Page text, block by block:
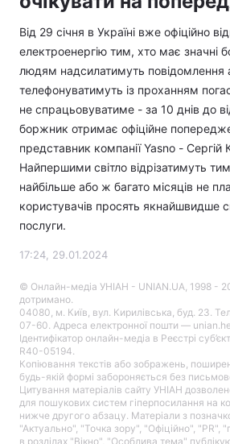
Від 29 січня в Україні вже офіційно
електроенергію тим, хто має значні
людям надсилатимуть повідомлення
телефонуватимуть із проханням
не спрацьовуватиме - за 10 днів до
боржник отримає офіційне
представник компанії Yasno - Сергій
Найпершими світло відрізатимуть
найбільше або ж багато місяців не
користувачів просять якнайшвидше
послуги.
17:24, 29.01.2024
© Онлайн-медіа УНІАН - UNIAN.UA, 1998 -
дотримано.
04080, м. Київ, вул. Кирилівська, буд. 23.
07-60. Адреса електронної пошти —
Ідентифікатор онлайн-медіа в Реєстрі
R40-05194.
Копіювання текстів або зображень,
будь-якій формі забороняється без
Цитування матеріалів сайту УНІАН
для пошукових систем гіперпосилання на
нижче другого абзацу. Матеріали з
"Актуально", "Точка зору", "Офіційно", "PR",
в розділах "Вікно", "Особлива тема"